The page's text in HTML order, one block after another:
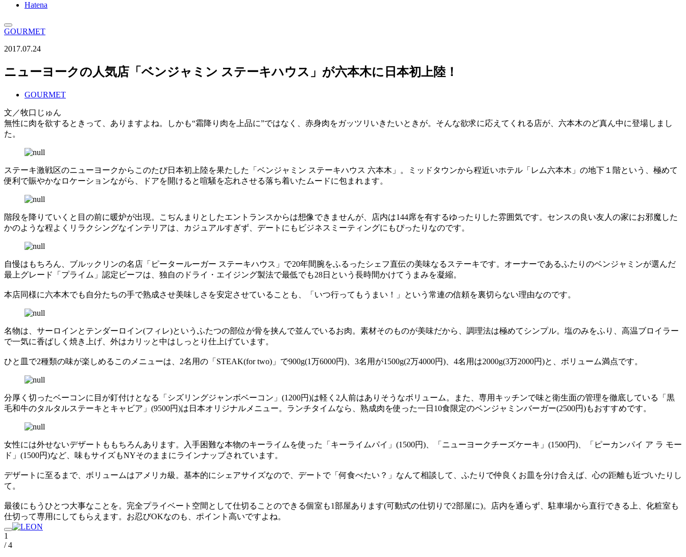
Hatena
GOURMET
2017.07.24
ニューヨークの人気店「ベンジャミン ステーキハウス」が六本木に日本初上陸！
GOURMET
文／牧口じゅん
無性に肉を欲するときって、ありますよね。しかも“霜降り肉を上品に”ではなく、赤身肉をガッツリいきたいときが。そんな欲求に応えてくれる店が、六本木のど真ん中に登場しまし
た。
ステーキ激戦区のニューヨークからこのたび日本初上陸を果たした「ベンジャミン ステーキハウス 六本木」。ミッドタウンから程近いホテル「レム六本木」の地下１階という、極めて
便利で賑やかなロケーションながら、ドアを開けると喧騒を忘れさせる落ち着いたムードに包まれます。
階段を降りていくと目の前に暖炉が出現。こぢんまりとしたエントランスからは想像できませんが、店内は144席を有するゆったりした雰囲気です。センスの良い友人の家にお邪魔した
かのような程よくリラクシングなインテリアは、カジュアルすぎず、デートにもビジネスミーティングにもぴったりなのです。
自慢はもちろん、ブルックリンの名店「ピータールーガー ステーキハウス」で20年間腕をふるったシェフ直伝の美味なるステーキです。オーナーであるふたりのベンジャミンが選んだ
最上グレード「プライム」認定ビーフは、独自のドライ・エイジング製法で最低でも28日という長時間かけてうまみを凝縮。
本店同様に六本木でも自分たちの手で熟成させ美味しさを安定させていることも、「いつ行ってもうまい！」という常連の信頼を裏切らない理由なのです。
名物は、サーロインとテンダーロイン(フィレ)というふたつの部位が骨を挟んで並んでいるお肉。素材そのものが美味だから、調理法は極めてシンプル。塩のみをふり、高温ブロイラー
で一気に香ばしく焼き上げ、外はカリッと中はしっとり仕上げています。
ひと皿で2種類の味が楽しめるこのメニューは、2名用の「STEAK(for two)」で900g(1万6000円)、3名用が1500g(2万4000円)、4名用は2000g(3万2000円)と、ボリューム満点です。
分厚く切ったベーコンに目が釘付けとなる「シズリングジャンボベーコン」(1200円)は軽く2人前はありそうなボリューム。また、専用キッチンで味と衛生面の管理を徹底している「黒
毛和牛のタルタルステーキとキャビア」(9500円)は日本オリジナルメニュー。ランチタイムなら、熟成肉を使った一日10食限定のベンジャミンバーガー(2500円)もおすすめです。
女性には外せないデザートももちろんあります。入手困難な本物のキーライムを使った「キーライムパイ」(1500円)、「ニューヨークチーズケーキ」(1500円)、「ピーカンパイ ア ラ モー
ド」(1500円)など、味もサイズもNYそのままにラインナップされています。
デザートに至るまで、ボリュームはアメリカ級。基本的にシェアサイズなので、デートで「何食べたい？」なんて相談して、ふたりで仲良くお皿を分け合えば、心の距離も近づいたりし
て。
最後にもうひとつ大事なことを。完全プライベート空間として仕切ることのできる個室も1部屋あります(可動式の仕切りで2部屋に)。店内を通らず、駐車場から直行できる上、化粧室も
仕切って専用にしてもらえます。お忍びOKなのも、ポイント高いですよね。
1
/ 4